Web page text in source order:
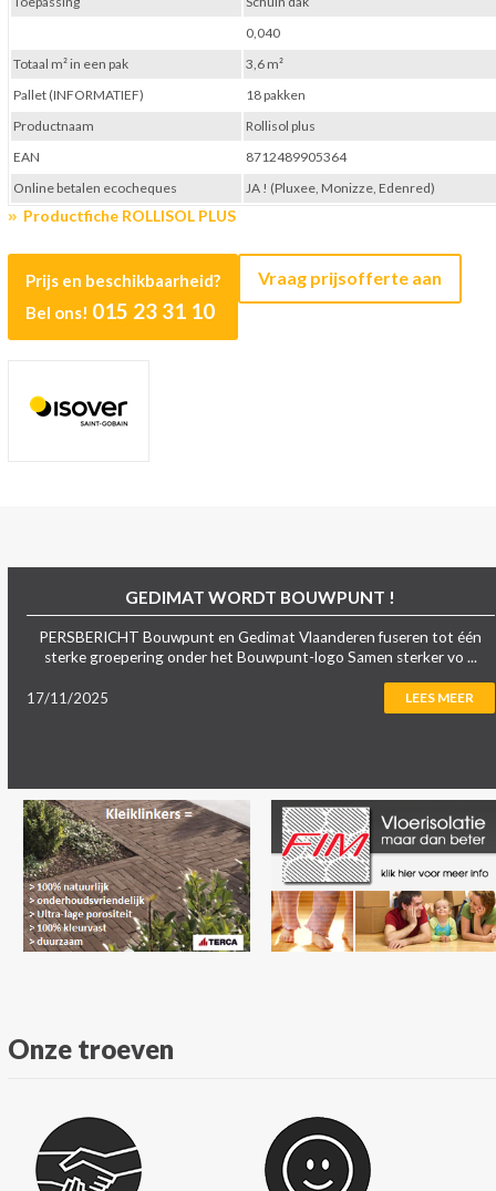
Productfiche ROLLISOL PLUS
Prijs en beschikbaarheid?
Bel ons! 015 23 31 10
Vraag prijsofferte aan
0,040
Totaal m² in een pak
3,6 m²
Pallet (INFORMATIEF)
18 pakken
Productnaam
Rollisol plus
EAN
8712489905364
Online betalen ecocheques
JA ! (Pluxee, Monizze, Edenred)
GEDIMAT WORDT BOUWPUNT !
PERSBERICHT Bouwpunt en Gedimat Vlaanderen fuseren tot één
sterke groepering onder het Bouwpunt-logo Samen sterker vo ...
17/11/2025 LEES MEER
Onze troeven